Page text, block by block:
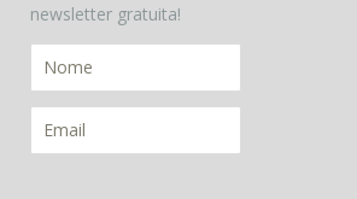
newsletter gratuita!